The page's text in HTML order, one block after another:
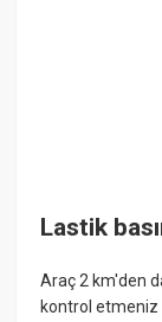
Lastik
Araç 2 km'den
kontrol etmeniz